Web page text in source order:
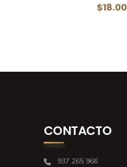
$18.00
CONTACTO
937 265 966